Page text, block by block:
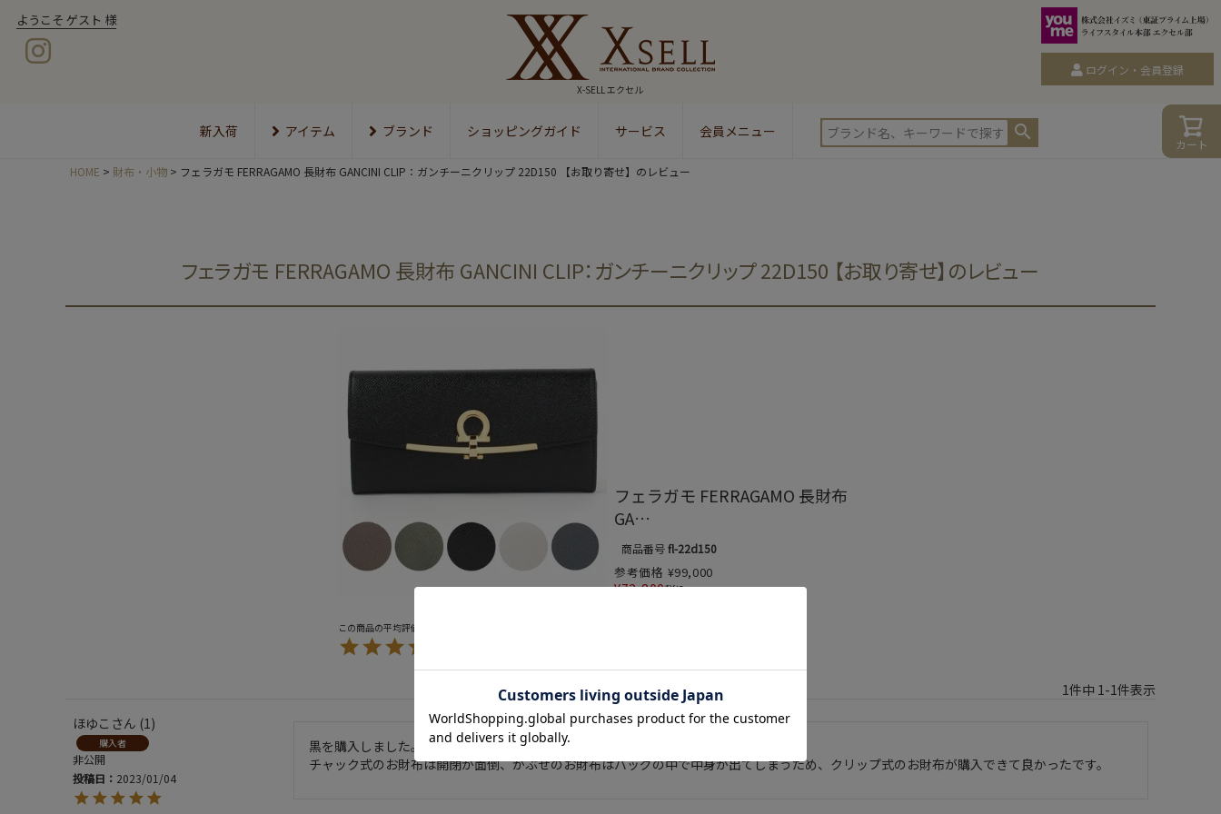
ようこそ ゲスト 様
X-SELL エクセル
ログイン・会員登録
新入荷 アイテム ブランド ショッピングガイド サービス 会員メニュー
検索
HOME 財布・小物 フェラガモ FERRAGAMO 長財布 GANCINI CLIP：ガンチーニクリップ 22D150 【お取り寄せ】のレビュー
フェラガモ FERRAGAMO 長財布 GANCINI CLIP：ガンチーニクリップ 22D150 【お取り寄せ】のレビュー
フェラガモ FERRAGAMO 長財布
GA…
商品番号fl-22d150
参考価格 ¥99,000
¥72,800税込
1件中 1-1件表示
ほゆこ
1
購入者
非公開
投稿日
2023/01/04
黒を購入しました。とても高級感があり気に入っています。
カート